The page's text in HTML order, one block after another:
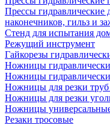
Прессы гидравлические
наконечников, гильз и
Стенд для испытания
Режущий инструмент
Гайкорезы
Ножницы
Ножницы
Ножницы для резки труб
Ножницы для резки
Ножницы
Резаки тросовые